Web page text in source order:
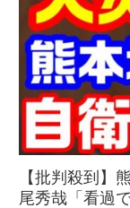
【批判殺到】
尾秀哉「看過